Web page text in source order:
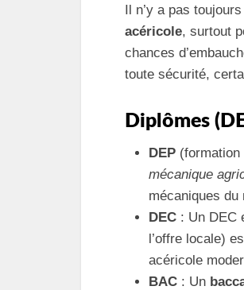
Il n’y a pas
acéricole, surtout
chances
toute sécurité,
Diplômes
DEP
mécanique
mécaniques du
DEC : Un DEC
l’offre locale)
acéricole
BAC : Un